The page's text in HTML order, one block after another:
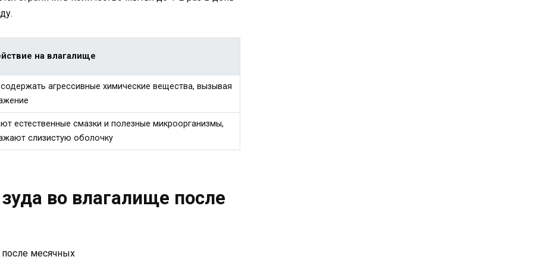
на влагалище
агрессивные химические вещества, вызывая
естественные смазки и полезные микроорганизмы,
слизистую оболочку
во влагалище после